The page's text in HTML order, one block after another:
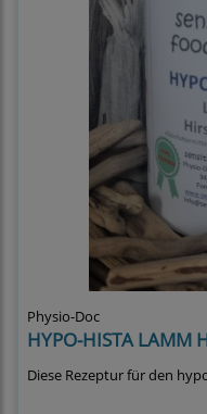
Physio-Doc
HYPO-HISTA LAMM
Diese Rezeptur für den